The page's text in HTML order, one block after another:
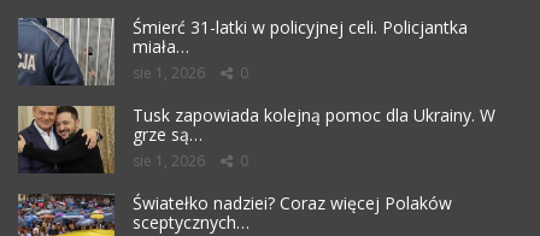
Śmierć 31-latki w policyjnej celi. Policjantka
miała…
sie 1, 2026 0
Tusk zapowiada kolejną pomoc dla Ukrainy. W
grze są…
sie 1, 2026 0
Światełko nadziei? Coraz więcej Polaków
sceptycznych…